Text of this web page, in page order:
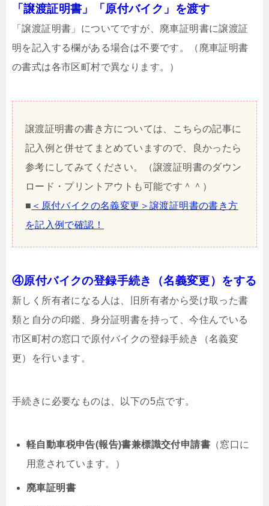
「譲渡証明書」「原付バイク」を渡す
「譲渡証明書」についてですが、廃車証明書に譲渡証
明を記入する欄がある場合は不要です。（廃車証明書
の書式は各市区町村で異なります。）
譲渡証明書の書き方については、こちらの記事に
記入例と併せてまとめていますので、良かったら
参考にしてみてください。（譲渡証明書のダウン
ロード・プリントアウトも可能です＾＾）
■ ＜原付バイクの名義変更＞譲渡証明書の書き方
を記入例で確認！
④原付バイクの登録手続き（名義変更）をする
新しく所有者になる人は、旧所有者から受け取った書
類と自分の印鑑、身分証明書を持って、今住んでいる
市区町村の窓口で原付バイクの登録手続き（名義変
更）を行います。
手続きに必要なものは、以下の5点です。
軽自動車税申告(報告)書兼標識交付申請書 （窓口に
用意されています。）
廃車証明書